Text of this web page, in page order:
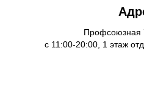
Профсоюзная
с 11:00-20:00, 1 этаж